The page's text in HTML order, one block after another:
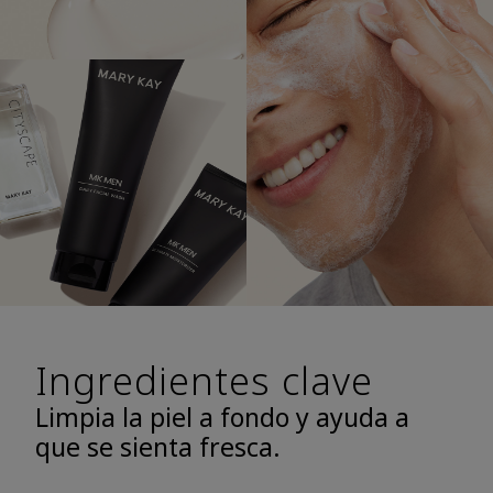
Ingredientes clave
Limpia la piel a fondo y ayuda a
que se sienta fresca.